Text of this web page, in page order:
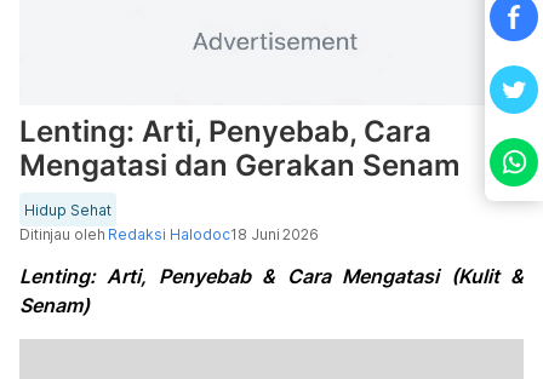
Lenting: Arti, Penyebab, Cara
Mengatasi dan Gerakan Senam
Hidup Sehat
Ditinjau oleh Redaksi Halodoc18 Juni 2026
Lenting: Arti, Penyebab & Cara Mengatasi (Kulit &
Senam)